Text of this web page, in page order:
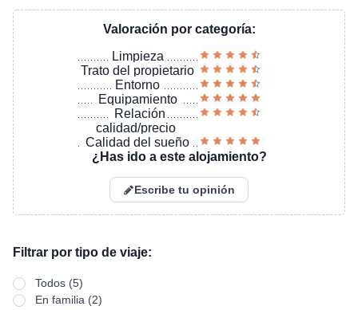
Valoración por categoría:
Limpieza
Trato del propietario
Entorno
Equipamiento
Relación
calidad/precio
Calidad del sueño
¿Has ido a este alojamiento?
Escribe tu opinión
Filtrar por tipo de viaje:
Todos (5)
En familia (2)